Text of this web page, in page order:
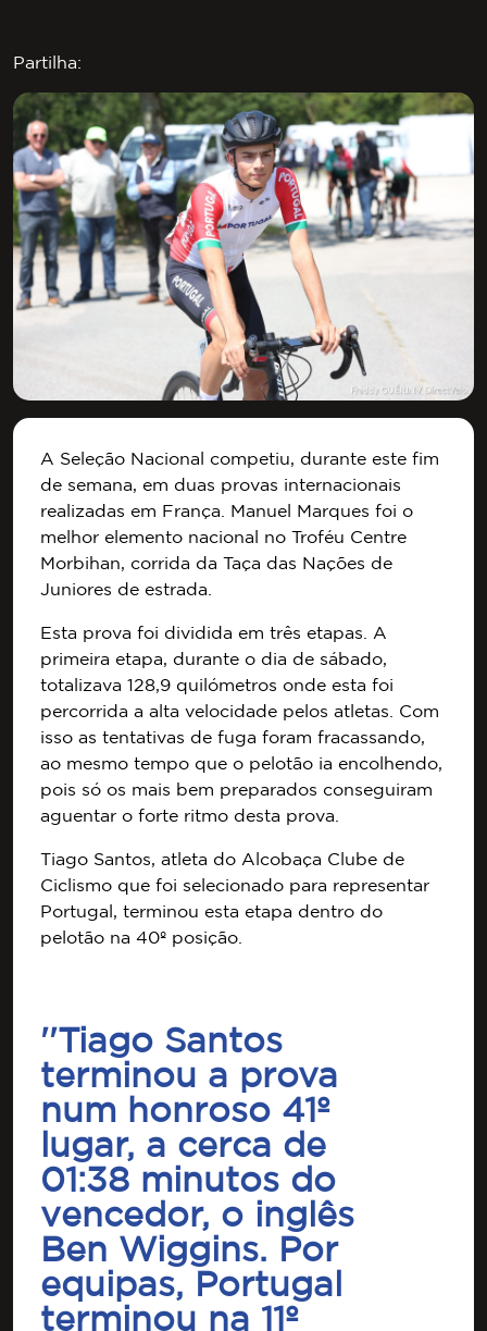
Partilha:
A Seleção Nacional competiu, durante este fim
de semana, em duas provas internacionais
realizadas em França. Manuel Marques foi o
melhor elemento nacional no Troféu Centre
Morbihan, corrida da Taça das Nações de
Juniores de estrada.
Esta prova foi dividida em três etapas. A
primeira etapa, durante o dia de sábado,
totalizava 128,9 quilómetros onde esta foi
percorrida a alta velocidade pelos atletas. Com
isso as tentativas de fuga foram fracassando,
ao mesmo tempo que o pelotão ia encolhendo,
pois só os mais bem preparados conseguiram
aguentar o forte ritmo desta prova.
Tiago Santos, atleta do Alcobaça Clube de
Ciclismo que foi selecionado para representar
Portugal, terminou esta etapa dentro do
pelotão na 40º posição.
''Tiago Santos
terminou a prova
num honroso 41º
lugar, a cerca de
01:38 minutos do
vencedor, o inglês
Ben Wiggins. Por
equipas, Portugal
terminou na 11º